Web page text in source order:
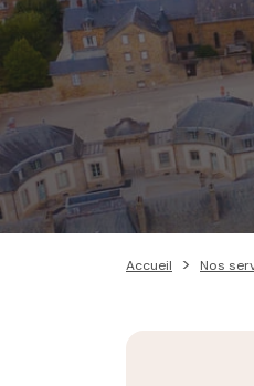
Accueil Nos